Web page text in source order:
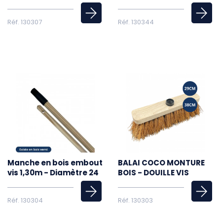
Réf. 130307 Réf. 130344
Manche en bois embout
vis 1,30m - Diamètre 24
Réf. 130304
BALAI COCO MONTURE
BOIS - DOUILLE VIS
Réf. 130303